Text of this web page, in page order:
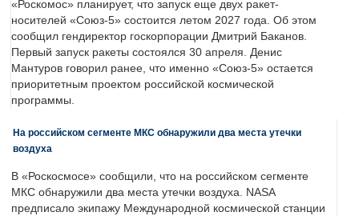
«Роскомос» планирует, что запуск еще двух ракет-
носителей «Союз-5» состоится летом 2027 года. Об этом
сообщил гендиректор госкорпорации Дмитрий Баканов.
Первый запуск ракеты состоялся 30 апреля. Денис
Мантуров говорил ранее, что именно «Союз-5» остается
приоритетным проектом российской космической
программы.
На российском сегменте МКС обнаружили два места утечки
воздуха
В «Роскосмосе» сообщили, что на российском сегменте
МКС обнаружили два места утечки воздуха. NASA
предписало экипажу Международной космической станции